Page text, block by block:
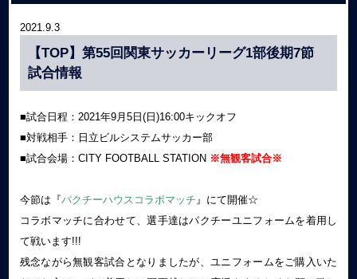
2021.9.3
【TOP】第55回関東サッカーリーグ1部後期7節
試合情報
■試合日程：2021年9月5日(日)16:00キックオフ
■対戦相手：日立ビルシステムサッカー部
■試合会場：CITY FOOTBALL STATION ※無観客試合※
今節は『パクチーハウスコラボマッチ』にて開催☆
コラボマッチに合わせて、選手達はパクチーユニフォームを着用し
て戦います!!!
残念ながら無観客試合となりましたが、ユニフォームをご購入いた